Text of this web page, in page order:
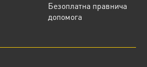
Безоплатна правнича
допомога